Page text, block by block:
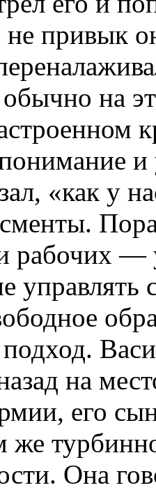
не привык
на
и
«как у
рабочих —
управлять
на
его
же
Она